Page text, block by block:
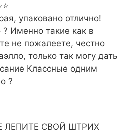
упаковано отлично!
Именно такие как в
не пожалеете, честно
только так могу дать
Классные одним
?
ЛЕПИТЕ СВОЙ ШТРИХ